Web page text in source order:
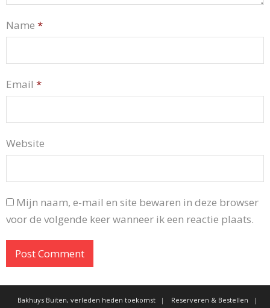
Name *
Email *
Website
Mijn naam, e-mail en site bewaren in deze browser
voor de volgende keer wanneer ik een reactie plaats.
Bakhuys Buiten, verleden heden toekomst
Reserveren & Bestellen